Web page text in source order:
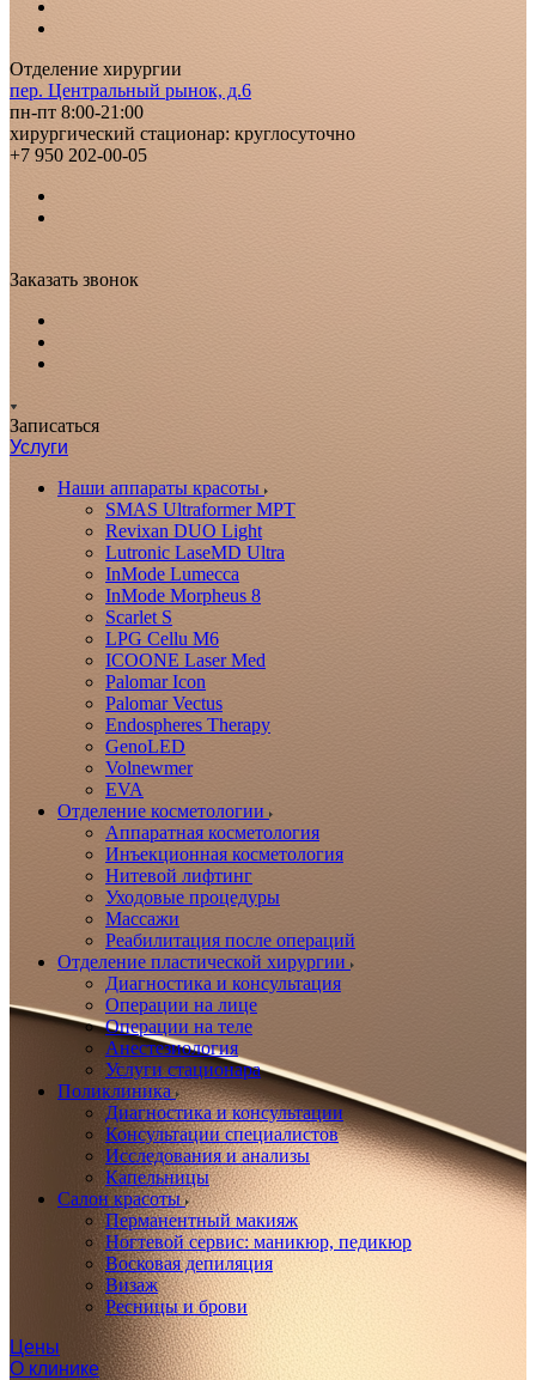
Отделение хирургии
пер. Центральный рынок, д.6
пн-пт 8:00-21:00
хирургический стационар: круглосуточно
+7 950 202-00-05
Заказать звонок
Записаться
Услуги
Наши аппараты красоты
SMAS Ultraformer MPT
Revixan DUO Light
Lutronic LaseMD Ultra
InMode Lumecca
InMode Morpheus 8
Scarlet S
LPG Cellu M6
ICOONE Laser Med
Palomar Icon
Palomar Vectus
Endospheres Therapy
GenoLED
Volnewmer
EVA
Отделение косметологии
Аппаратная косметология
Инъекционная косметология
Нитевой лифтинг
Уходовые процедуры
Массажи
Реабилитация после операций
Отделение пластической хирургии
Диагностика и консультация
Операции на лице
Операции на теле
Анестезиология
Услуги стационара
Поликлиника
Диагностика и консультации
Консультации специалистов
Исследования и анализы
Капельницы
Салон красоты
Перманентный макияж
Ногтевой сервис: маникюр, педикюр
Восковая депиляция
Визаж
Ресницы и брови
Цены
О клинике